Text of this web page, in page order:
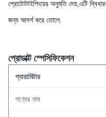
প্রোটোটাইপিংয়ের অনুমতি দেয়,এটি
জন্য আদর্শ করে তোলে.
প্রোডাক্ট স্পেসিফিকেশন
প্যারামিটার
পণ্যের নাম